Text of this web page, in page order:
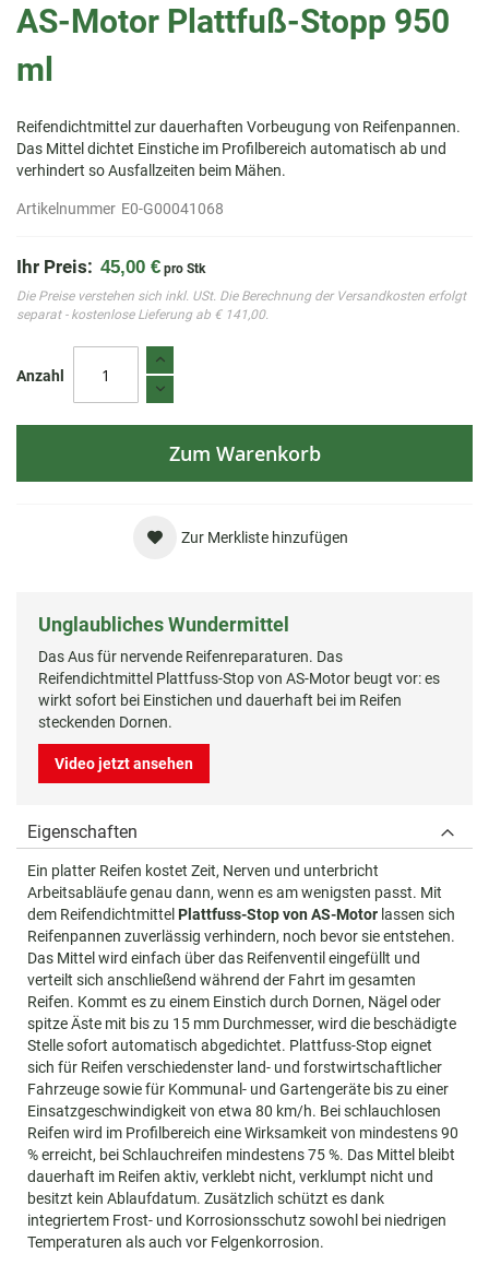
der
springen
AS-Motor Plattfuß-Stopp 950
ml
Reifendichtmittel zur dauerhaften Vorbeugung von Reifenpannen.
Das Mittel dichtet Einstiche im Profilbereich automatisch ab und
verhindert so Ausfallzeiten beim Mähen.
Artikelnummer E0-G00041068
Ihr Preis: 45,00 € pro Stk
Die Preise verstehen sich inkl. USt. Die Berechnung der Versandkosten erfolgt
separat - kostenlose Lieferung ab € 141,00.
Anzahl
Zum Warenkorb
Zur Merkliste hinzufügen
Unglaubliches Wundermittel
Das Aus für nervende Reifenreparaturen. Das
Reifendichtmittel Plattfuss-Stop von AS-Motor beugt vor: es
wirkt sofort bei Einstichen und dauerhaft bei im Reifen
steckenden Dornen.
Video jetzt ansehen
Eigenschaften
Ein platter Reifen kostet Zeit, Nerven und unterbricht
Arbeitsabläufe genau dann, wenn es am wenigsten passt. Mit
dem Reifendichtmittel Plattfuss-Stop von AS-Motor lassen sich
Reifenpannen zuverlässig verhindern, noch bevor sie entstehen.
Das Mittel wird einfach über das Reifenventil eingefüllt und
verteilt sich anschließend während der Fahrt im gesamten
Reifen. Kommt es zu einem Einstich durch Dornen, Nägel oder
spitze Äste mit bis zu 15 mm Durchmesser, wird die beschädigte
Stelle sofort automatisch abgedichtet. Plattfuss-Stop eignet
sich für Reifen verschiedenster land- und forstwirtschaftlicher
Fahrzeuge sowie für Kommunal- und Gartengeräte bis zu einer
Einsatzgeschwindigkeit von etwa 80 km/h. Bei schlauchlosen
Reifen wird im Profilbereich eine Wirksamkeit von mindestens 90
% erreicht, bei Schlauchreifen mindestens 75 %. Das Mittel bleibt
dauerhaft im Reifen aktiv, verklebt nicht, verklumpt nicht und
besitzt kein Ablaufdatum. Zusätzlich schützt es dank
integriertem Frost- und Korrosionsschutz sowohl bei niedrigen
Temperaturen als auch vor Felgenkorrosion.